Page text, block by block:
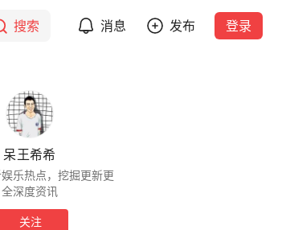
搜索 消息 发布 登录
呆王希希
乐热点，挖掘更新更
全深度资讯
关注